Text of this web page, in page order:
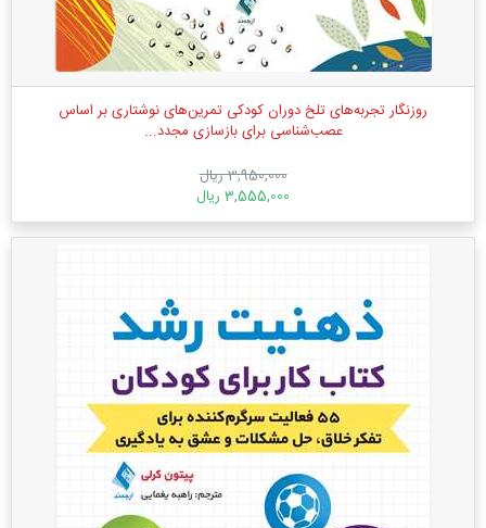
روزنگار تجربه‌های تلخ دوران کودکی تمرین‌های نوشتاری بر اساس
عصب‌‌شناسی برای بازسازی مجدد...
3,950,000 ریال
3,555,000 ریال